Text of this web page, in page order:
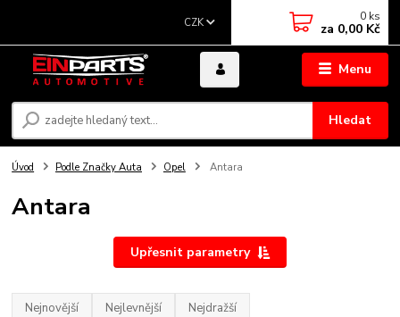
Menu
CZK
Hledat
0 ks
za 0,00 Kč
Úvod Podle Značky Auta Opel Antara
Antara
Upřesnit parametry
Nejnovější Nejlevnější Nejdražší